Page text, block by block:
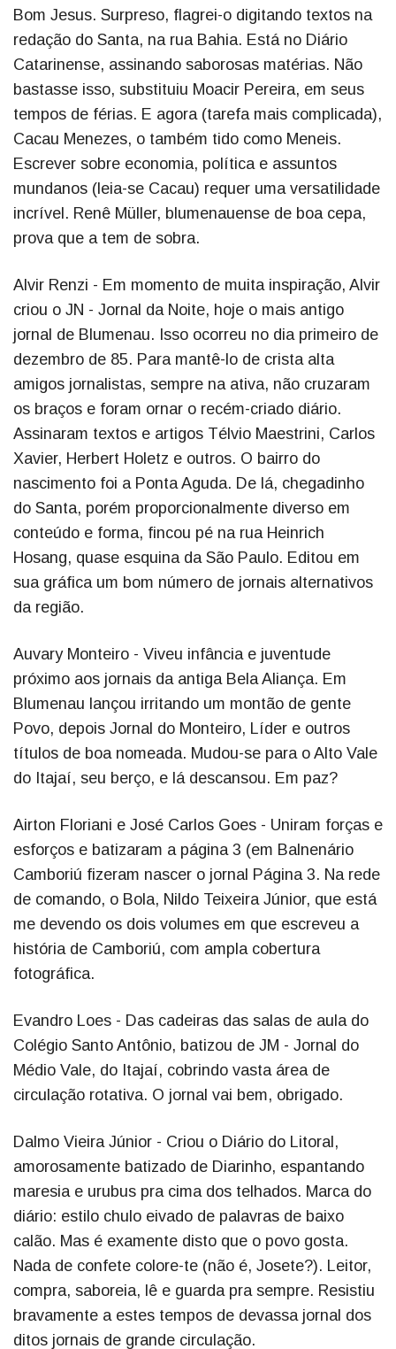
Bom Jesus. Surpreso, flagrei-o digitando textos na
redação do Santa, na rua Bahia. Está no Diário
Catarinense, assinando saborosas matérias. Não
bastasse isso, substituiu Moacir Pereira, em seus
tempos de férias. E agora (tarefa mais complicada),
Cacau Menezes, o também tido como Meneis.
Escrever sobre economia, política e assuntos
mundanos (leia-se Cacau) requer uma versatilidade
incrível. Renê Müller, blumenauense de boa cepa,
prova que a tem de sobra.
Alvir Renzi - Em momento de muita inspiração, Alvir
criou o JN - Jornal da Noite, hoje o mais antigo
jornal de Blumenau. Isso ocorreu no dia primeiro de
dezembro de 85. Para mantê-lo de crista alta
amigos jornalistas, sempre na ativa, não cruzaram
os braços e foram ornar o recém-criado diário.
Assinaram textos e artigos Télvio Maestrini, Carlos
Xavier, Herbert Holetz e outros. O bairro do
nascimento foi a Ponta Aguda. De lá, chegadinho
do Santa, porém proporcionalmente diverso em
conteúdo e forma, fincou pé na rua Heinrich
Hosang, quase esquina da São Paulo. Editou em
sua gráfica um bom número de jornais alternativos
da região.
Auvary Monteiro - Viveu infância e juventude
próximo aos jornais da antiga Bela Aliança. Em
Blumenau lançou irritando um montão de gente
Povo, depois Jornal do Monteiro, Líder e outros
títulos de boa nomeada. Mudou-se para o Alto Vale
do Itajaí, seu berço, e lá descansou. Em paz?
Airton Floriani e José Carlos Goes - Uniram forças e
esforços e batizaram a página 3 (em Balnenário
Camboriú fizeram nascer o jornal Página 3. Na rede
de comando, o Bola, Nildo Teixeira Júnior, que está
me devendo os dois volumes em que escreveu a
história de Camboriú, com ampla cobertura
fotográfica.
Evandro Loes - Das cadeiras das salas de aula do
Colégio Santo Antônio, batizou de JM - Jornal do
Médio Vale, do Itajaí, cobrindo vasta área de
circulação rotativa. O jornal vai bem, obrigado.
Dalmo Vieira Júnior - Criou o Diário do Litoral,
amorosamente batizado de Diarinho, espantando
maresia e urubus pra cima dos telhados. Marca do
diário: estilo chulo eivado de palavras de baixo
calão. Mas é examente disto que o povo gosta.
Nada de confete colore-te (não é, Josete?). Leitor,
compra, saboreia, lê e guarda pra sempre. Resistiu
bravamente a estes tempos de devassa jornal dos
ditos jornais de grande circulação.